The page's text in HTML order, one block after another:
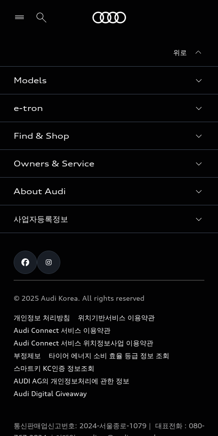
위로
Models
Sedan
SUV
Coupe
S range
e-tron
e-tron
Find & Shop
전시장/AAP 전시장/AS센터
아우디 신차 재고
아우디 모델 비교하기
아우디 공식 인증 중고차
The new Audi A6 Taste Drive 이벤트
Owners & Service
고객안내
Audi Connect
myAudiworld
내비게이션 데이터 다운로드
아우디 영상 매뉴얼
서비스 센터
서비스 프로그램
아우디 e-tron 케어 프로그램
사설수리업체를 위한 권고사항
About Audi
아우디 브랜드
Formula 1
Audi Story
아우디코리아 소식
아우디코리아 소개
아우디 스토리
아우디 브랜드 히스토리
quattro 시스템
사업자등록정보
통신판매업신고번호 : 2024-서울종로-1079
대표자명 : 틸 셰어
딩)
이메일 : audi_m@audi-ccc.co.kr
© 2025 Audi Korea. All rights reserved
개인정보 처리방침
위치기반서비스 이용약관
Audi Connect 서비스 이용약관
Audi Connect 서비스 위치정보사업 이용약관
부정제보
타이어 에너지 소비 효율 등급 정보 조회
스마트키 KC인증 정보조회
AUDI AG의 개인정보처리에 관한 정보
Audi Digital Giveaway
통신판매업신고번호: 2024-서울종로-1079｜ 대표전화 : 080-